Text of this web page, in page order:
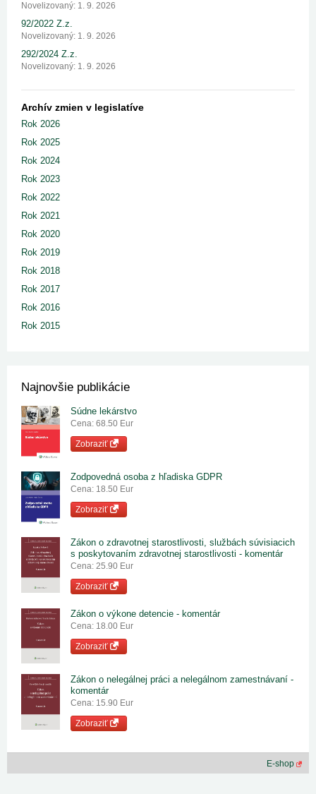
Novelizovaný: 1. 9. 2026
92/2022 Z.z.
Novelizovaný: 1. 9. 2026
292/2024 Z.z.
Novelizovaný: 1. 9. 2026
Archív zmien v legislatíve
Rok 2026
Rok 2025
Rok 2024
Rok 2023
Rok 2022
Rok 2021
Rok 2020
Rok 2019
Rok 2018
Rok 2017
Rok 2016
Rok 2015
Najnovšie publikácie
Súdne lekárstvo
Cena: 68.50 Eur
Zobraziť
Zodpovedná osoba z hľadiska GDPR
Cena: 18.50 Eur
Zobraziť
Zákon o zdravotnej starostlivosti, službách súvisiacich
s poskytovaním zdravotnej starostlivosti - komentár
Cena: 25.90 Eur
Zobraziť
Zákon o výkone detencie - komentár
Cena: 18.00 Eur
Zobraziť
Zákon o nelegálnej práci a nelegálnom zamestnávaní -
komentár
Cena: 15.90 Eur
Zobraziť
E-shop